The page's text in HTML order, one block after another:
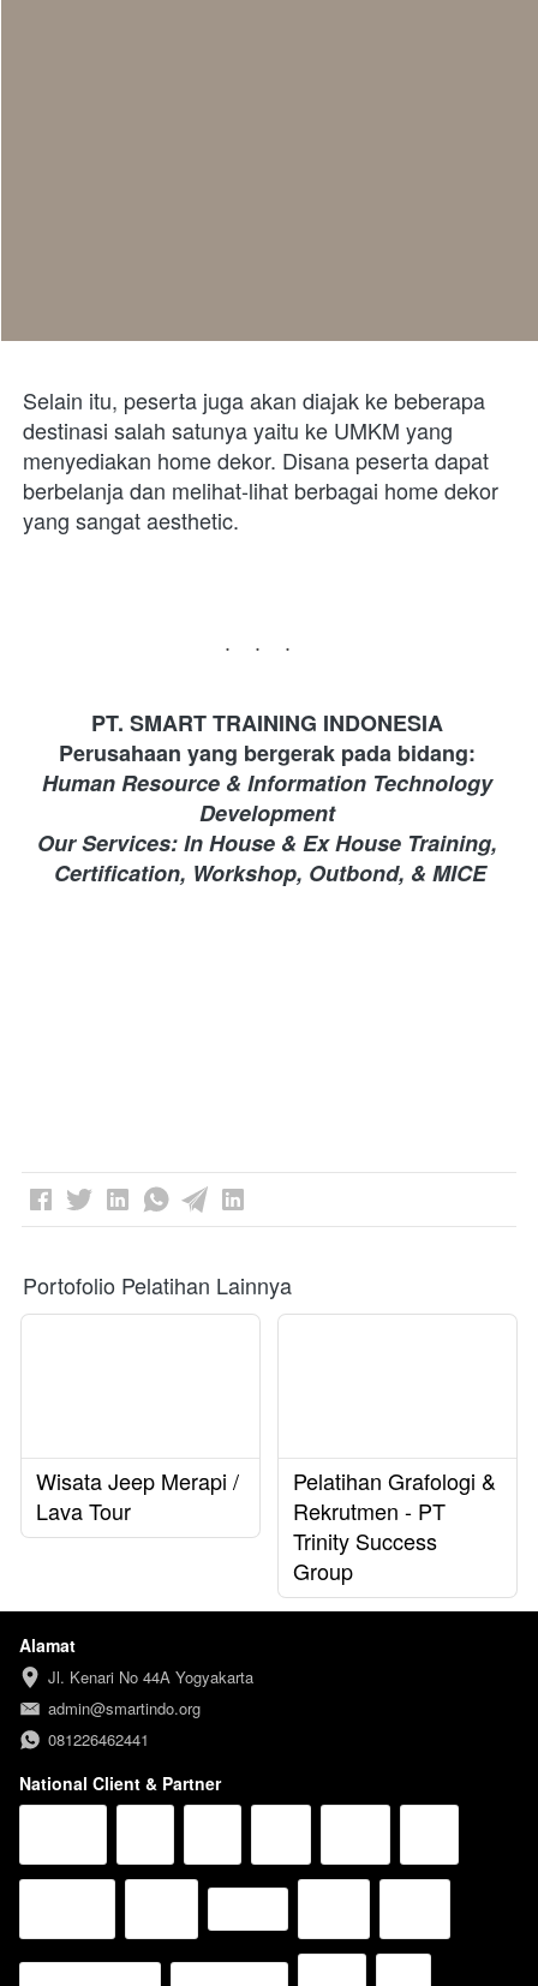
Selain itu, peserta juga akan diajak ke beberapa
destinasi salah satunya yaitu ke UMKM yang
menyediakan home dekor. Disana peserta dapat
berbelanja dan melihat-lihat berbagai home dekor
yang sangat aesthetic.
...
PT. SMART TRAINING INDONESIA
Perusahaan yang bergerak pada bidang:
Human Resource & Information Technology
Development
Our Services: In House & Ex House Training,
Certification, Workshop, Outbond, & MICE
Portofolio Pelatihan Lainnya
Wisata Jeep Merapi /
Lava Tour
Pelatihan Grafologi &
Rekrutmen - PT
Trinity Success
Group
Alamat
Jl. Kenari No 44A Yogyakarta
admin@smartindo.org
081226462441
National Client & Partner